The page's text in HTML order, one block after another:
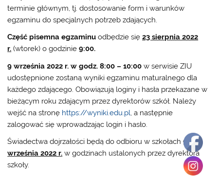
terminie głównym, tj. dostosowanie form i warunków
egzaminu do specjalnych potrzeb zdających.
Część pisemna egzaminuodbędzie się23 sierpnia 2022
r. (wtorek) o godzinie9:00.
9 września 2022 r. w godz. 8:00 – 10:00w serwisie ZIU
udostępnione zostaną wyniki egzaminu maturalnego dla
każdego zdającego. Obowiązują loginy i hasła przekazane w
bieżącym roku zdającym przez dyrektorów szkół. Należy
wejść na stronę https://wyniki.edu.pl, a następnie
zalogować się wprowadzając login i hasło.
Świadectwa dojrzałości będą do odbioru w szkołach9
września 2022 r. w godzinach ustalonych przez dyrektora
szkoły.